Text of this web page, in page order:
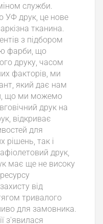
служби.
УФ друк, це нове
тканина.
з підбором
фарби, що
друку, часом
факторів, ми
який дає нам
що ми можемо
друк на
відкриває
для
рішень, так і
друк,
має ще не високу
від
тривалого
для замовника.
з'явилася